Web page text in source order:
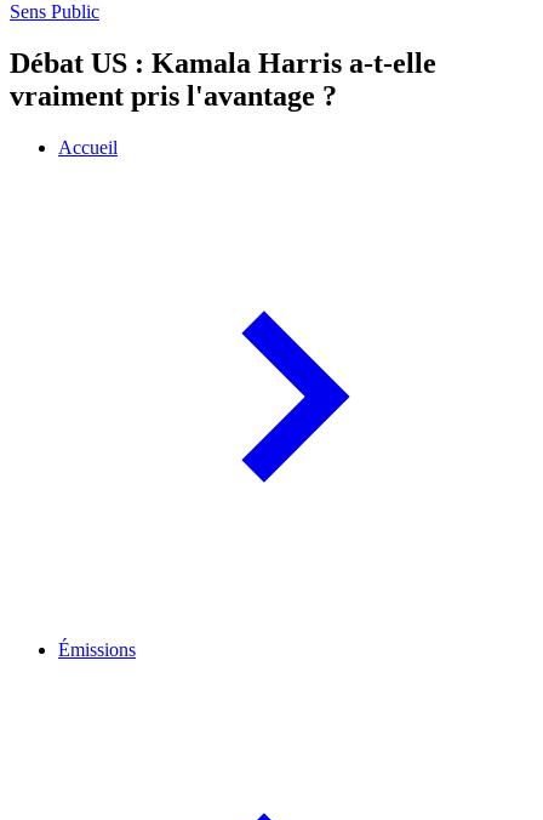
Sens Public
Débat US : Kamala Harris a-t-elle
vraiment pris l'avantage ?
Accueil
Émissions